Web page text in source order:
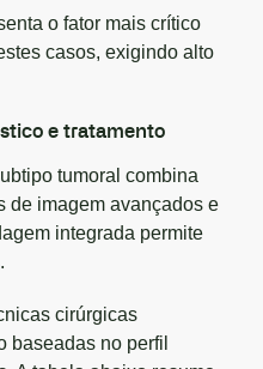
o fator mais crítico
casos, exigindo alto
e tratamento
tumoral combina
de imagem avançados e
integrada permite
cirúrgicas
baseadas no perfil